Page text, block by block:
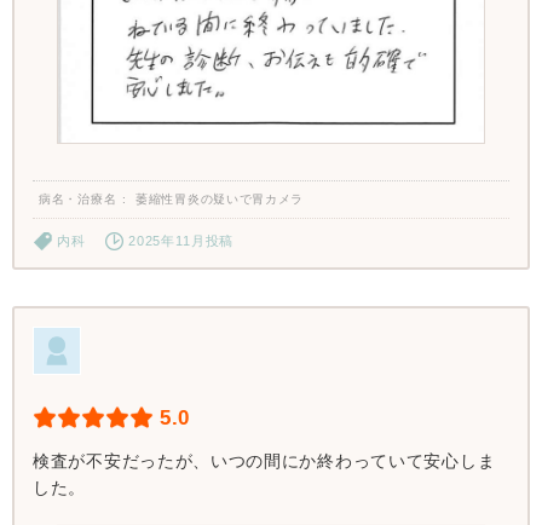
病名・治療名 萎縮性胃炎の疑いで胃カメラ
内科 2025年11月投稿
5.0
検査が不安だったが、いつの間にか終わっていて安心しま
した。